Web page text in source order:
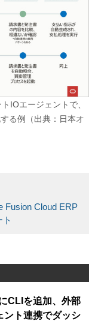
IOエージェントで、
る例（出典：日本オ
Fusion Cloud ERP
ト
CLIを追加、外部
ント連携でダッシ